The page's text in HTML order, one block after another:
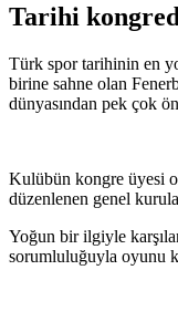
Tarihi
Türk spor tarihinin en
birine sahne olan
dünyasından pek çok
Kulübün kongre üyesi
düzenlenen genel kurula
Yoğun bir ilgiyle
sorumluluğuyla oyunu